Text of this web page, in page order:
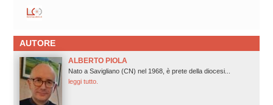
AUTORE
ALBERTO PIOLA
Nato a Savigliano (CN) nel 1968, è prete della diocesi...
leggi tutto.